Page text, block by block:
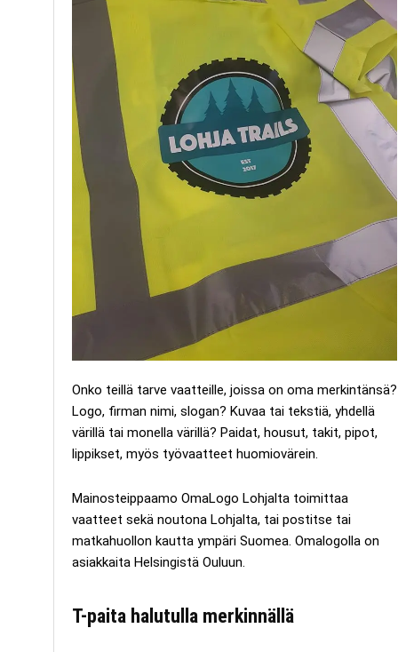
Onko teillä tarve vaatteille, joissa on oma merkintänsä?
Logo, firman nimi, slogan? Kuvaa tai tekstiä, yhdellä
värillä tai monella värillä? Paidat, housut, takit, pipot,
lippikset, myös työvaatteet huomiovärein.
Mainosteippaamo OmaLogo Lohjalta toimittaa
vaatteet sekä noutona Lohjalta, tai postitse tai
matkahuollon kautta ympäri Suomea. Omalogolla on
asiakkaita Helsingistä Ouluun.
T-paita halutulla merkinnällä